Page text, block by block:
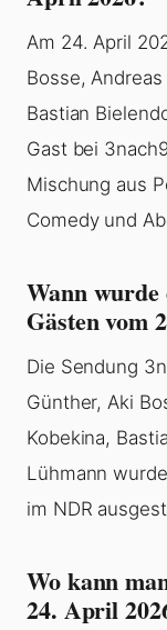
Am 24. April
Bosse,
Bastian
Gast bei
Mischung aus
Comedy und
Wann wurde
Gästen vom
Die Sendung
Günther, Aki
Kobekina,
Lühmann
im NDR
Wo kann
24. April